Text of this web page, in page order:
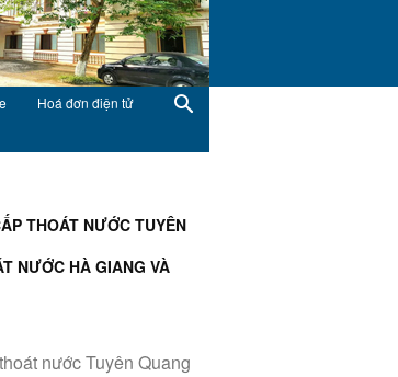
Hoá đơn điện tử
THOÁT NƯỚC TUYÊN
NƯỚC HÀ GIANG VÀ
nước Tuyên Quang